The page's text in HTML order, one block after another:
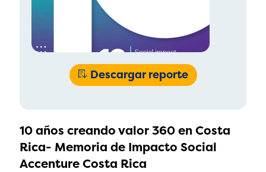
Descargar reporte
10 años creando valor 360 en Costa
Rica- Memoria de Impacto Social
Accenture Costa Rica